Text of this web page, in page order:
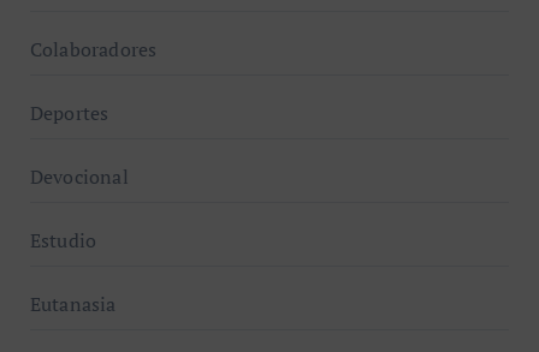
Colaboradores
Deportes
Devocional
Estudio
Eutanasia